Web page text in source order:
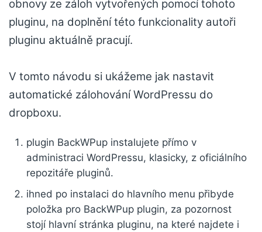
obnovy ze záloh vytvořených pomocí tohoto
pluginu, na doplnění této funkcionality autoři
pluginu aktuálně pracují.
V tomto návodu si ukážeme jak nastavit
automatické zálohování WordPressu do
dropboxu.
plugin BackWPup instalujete přímo v
administraci WordPressu, klasicky, z oficiálního
repozitáře pluginů.
ihned po instalaci do hlavního menu přibyde
položka pro BackWPup plugin, za pozornost
stojí hlavní stránka pluginu, na které najdete i